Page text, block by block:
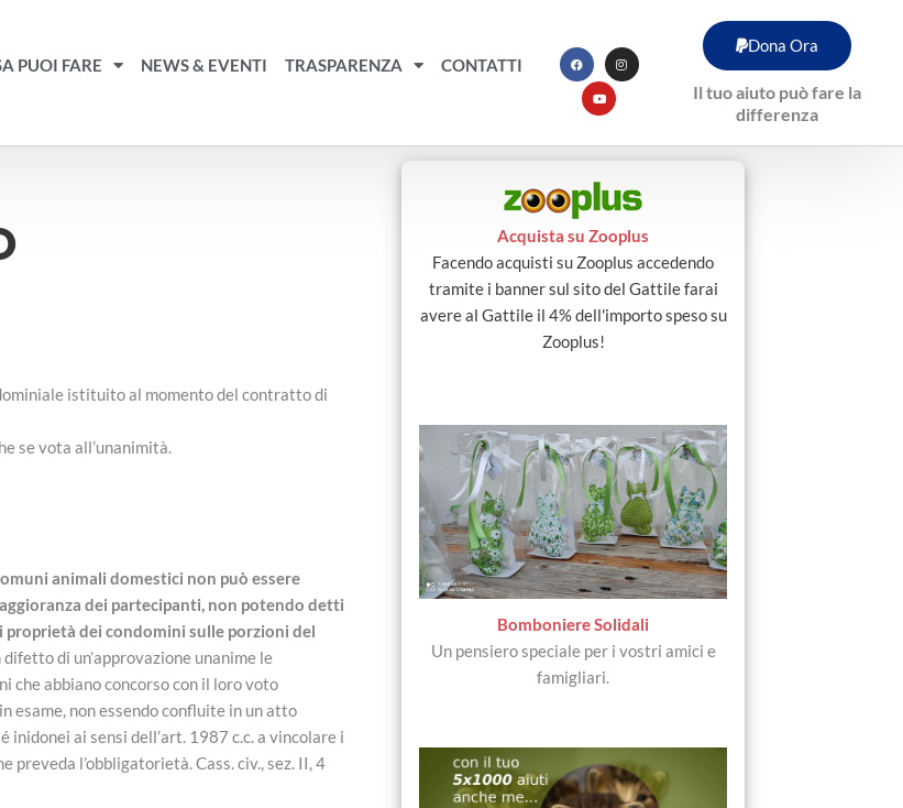
PUOI FARE NEWS & EVENTI TRASPARENZA CONTATTI
a
c
e
b
n
s
t
a
u
b
e
Dona Ora
Il tuo aiuto può fare la
differenza
istituito al momento del contratto di
se vota all’unanimità.
animali domestici non può essere
dei partecipanti, non potendo detti
dei condomini sulle porzioni del
difetto di un’approvazione unanime le
che abbiano concorso con il loro voto
esame, non essendo confluite in un atto
ai sensi dell’art. 1987 c.c. a vincolare i
preveda l’obbligatorietà. Cass. civ., sez. II, 4
Acquista su Zooplus
Facendo acquisti su Zooplus accedendo
tramite i banner sul sito del Gattile farai
avere al Gattile il 4% dell'importo speso su
Zooplus!
Bomboniere Solidali
Un pensiero speciale per i vostri amici e
famigliari.